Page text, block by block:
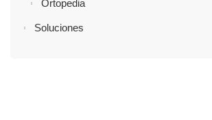
Ortopedia
Soluciones